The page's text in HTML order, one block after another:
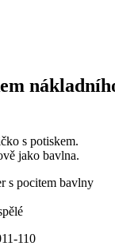
s potiskem.
jako bavlna.
s pocitem bavlny
110